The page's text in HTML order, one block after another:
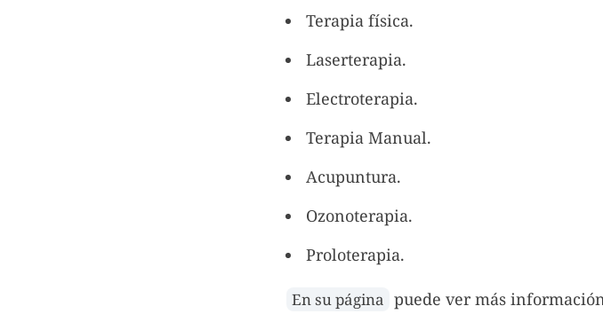
Terapia física.
Laserterapia.
Electroterapia.
Terapia Manual.
Acupuntura.
Ozonoterapia.
Proloterapia.
En su página puede ver más